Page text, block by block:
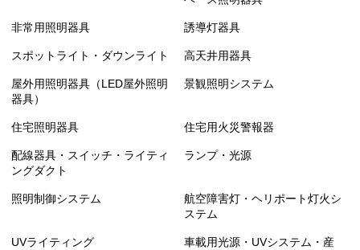
非常用照明器具 誘導灯器具
スポットライト・ダウンライト 高天井用器具
屋外用照明器具（LED屋外照明
器具）
景観照明システム
住宅照明器具 住宅用火災警報器
配線器具・スイッチ・ライティ
ングダクト
ランプ・光源
照明制御システム
航空障害灯・ヘリポート灯火シ
ステム
UVライティング
車載用光源・UVシステム・産